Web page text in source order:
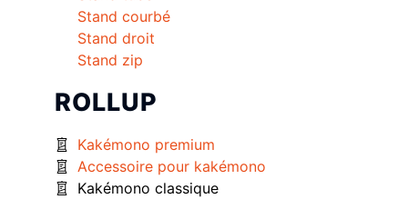
Stand courbé
Stand droit
Stand zip
ROLLUP
Kakémono premium
Accessoire pour kakémono
Kakémono classique